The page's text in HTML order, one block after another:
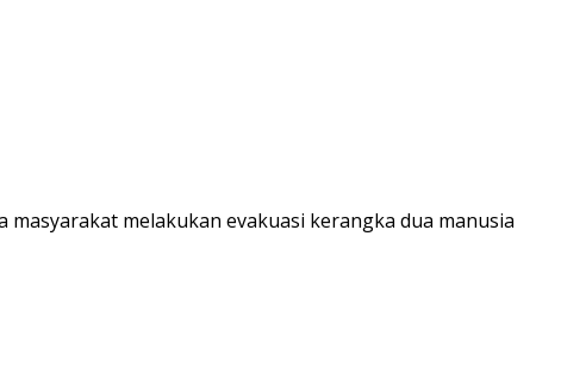
masyarakat melakukan evakuasi kerangka dua manusia